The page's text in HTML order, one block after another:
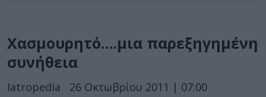
Χασμουρητό….μια παρεξηγημένη
συνήθεια
Iatropedia 26 Οκτωβρίου 2011 | 07:00